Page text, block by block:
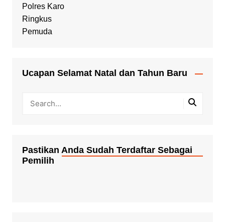
Ucapan Selamat Natal dan Tahun Baru
Pastikan Anda Sudah Terdaftar Sebagai
Pemilih